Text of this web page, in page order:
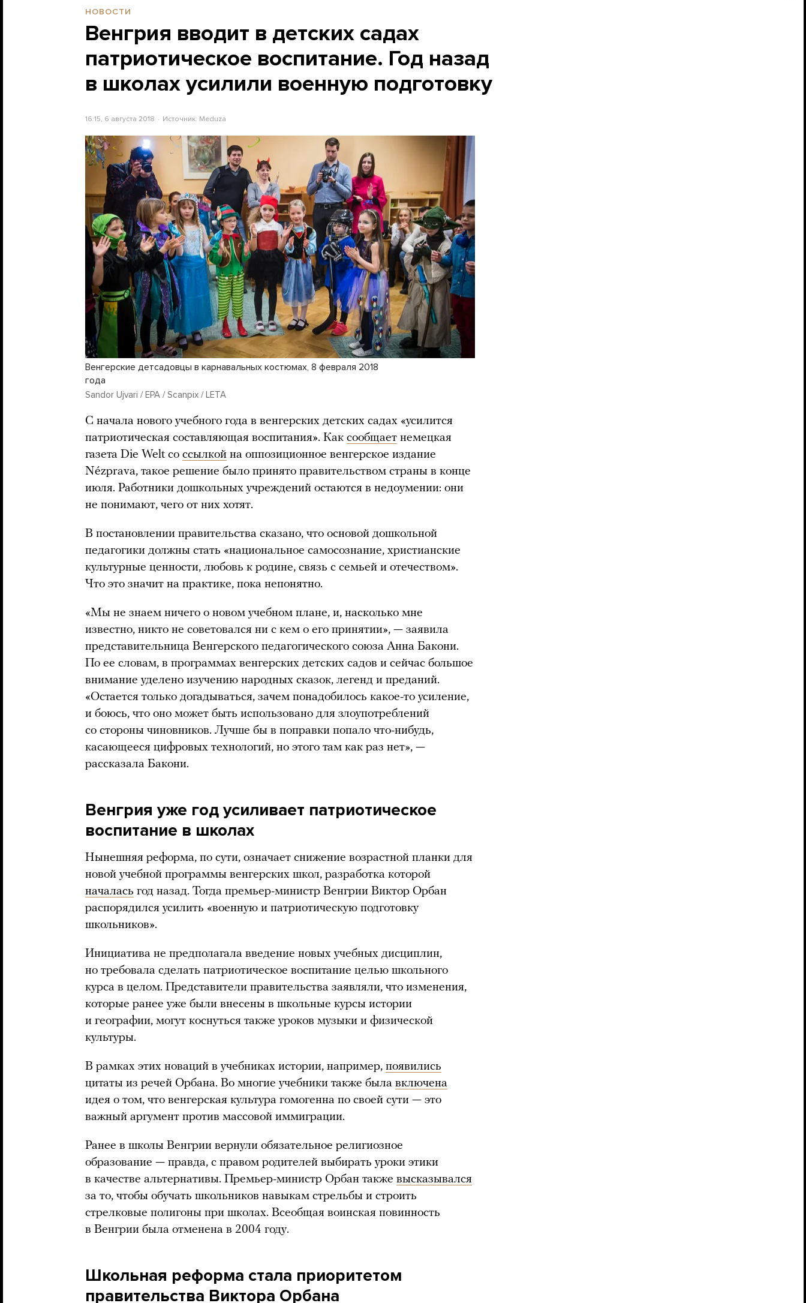
НОВОСТИ
Венгрия вводит в детских садах
патриотическое воспитание. Год назад
в школах усилили военную подготовку
16:15, 6 августа 2018 Источник: Meduza
Венгерские детсадовцы в карнавальных костюмах, 8 февраля 2018
года
Sandor Ujvari / EPA / Scanpix / LETA
С начала нового учебного года в венгерских детских садах «усилится
патриотическая составляющая воспитания». Как сообщает немецкая
газета Die Welt со ссылкой на оппозиционное венгерское издание
Nézprava, такое решение было принято правительством страны в конце
июля. Работники дошкольных учреждений остаются в недоумении: они
не понимают, чего от них хотят.
В постановлении правительства сказано, что основой дошкольной
педагогики должны стать «национальное самосознание, христианские
культурные ценности, любовь к родине, связь с семьей и отечеством».
Что это значит на практике, пока непонятно.
«Мы не знаем ничего о новом учебном плане, и, насколько мне
известно, никто не советовался ни с кем о его принятии», — заявила
представительница Венгерского педагогического союза Анна Бакони.
По ее словам, в программах венгерских детских садов и сейчас большое
внимание уделено изучению народных сказок, легенд и преданий.
«Остается только догадываться, зачем понадобилось какое-то усиление,
и боюсь, что оно может быть использовано для злоупотреблений
со стороны чиновников. Лучше бы в поправки попало что-нибудь,
касающееся цифровых технологий, но этого там как раз нет», —
рассказала Бакони.
Венгрия уже год усиливает патриотическое
воспитание в школах
Нынешняя реформа, по сути, означает снижение возрастной планки для
новой учебной программы венгерских школ, разработка которой
началась год назад. Тогда премьер-министр Венгрии Виктор Орбан
распорядился усилить «военную и патриотическую подготовку
школьников».
Инициатива не предполагала введение новых учебных дисциплин,
но требовала сделать патриотическое воспитание целью школьного
курса в целом. Представители правительства заявляли, что изменения,
которые ранее уже были внесены в школьные курсы истории
и географии, могут коснуться также уроков музыки и физической
культуры.
В рамках этих новаций в учебниках истории, например, появились
цитаты из речей Орбана. Во многие учебники также была включена
идея о том, что венгерская культура гомогенна по своей сути — это
важный аргумент против массовой иммиграции.
Ранее в школы Венгрии вернули обязательное религиозное
образование — правда, с правом родителей выбирать уроки этики
в качестве альтернативы. Премьер-министр Орбан также высказывался
за то, чтобы обучать школьников навыкам стрельбы и строить
стрелковые полигоны при школах. Всеобщая воинская повинность
в Венгрии была отменена в 2004 году.
Школьная реформа стала приоритетом
правительства Виктора Орбана